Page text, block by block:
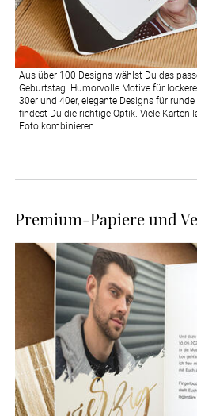
Aus über 100 Designs wählst Du das
Geburtstag. Humorvolle Motive für
30er und 40er, elegante Designs für
findest Du die richtige Optik. Viele Karten
Foto kombinieren.
Premium-Papiere und